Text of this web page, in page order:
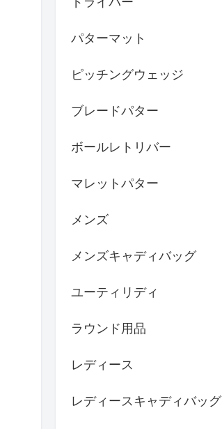
パターマット
ピッチングウェッジ
ブレードパター
ボールレトリバー
マレットパター
メンズ
メンズキャディバッグ
ユーティリディ
ラウンド用品
レディース
レディースキャディバッグ